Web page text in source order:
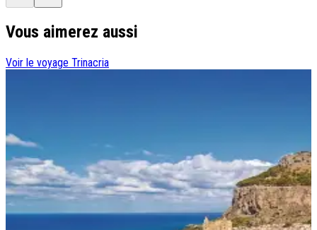
Vous aimerez aussi
Voir le voyage Trinacria